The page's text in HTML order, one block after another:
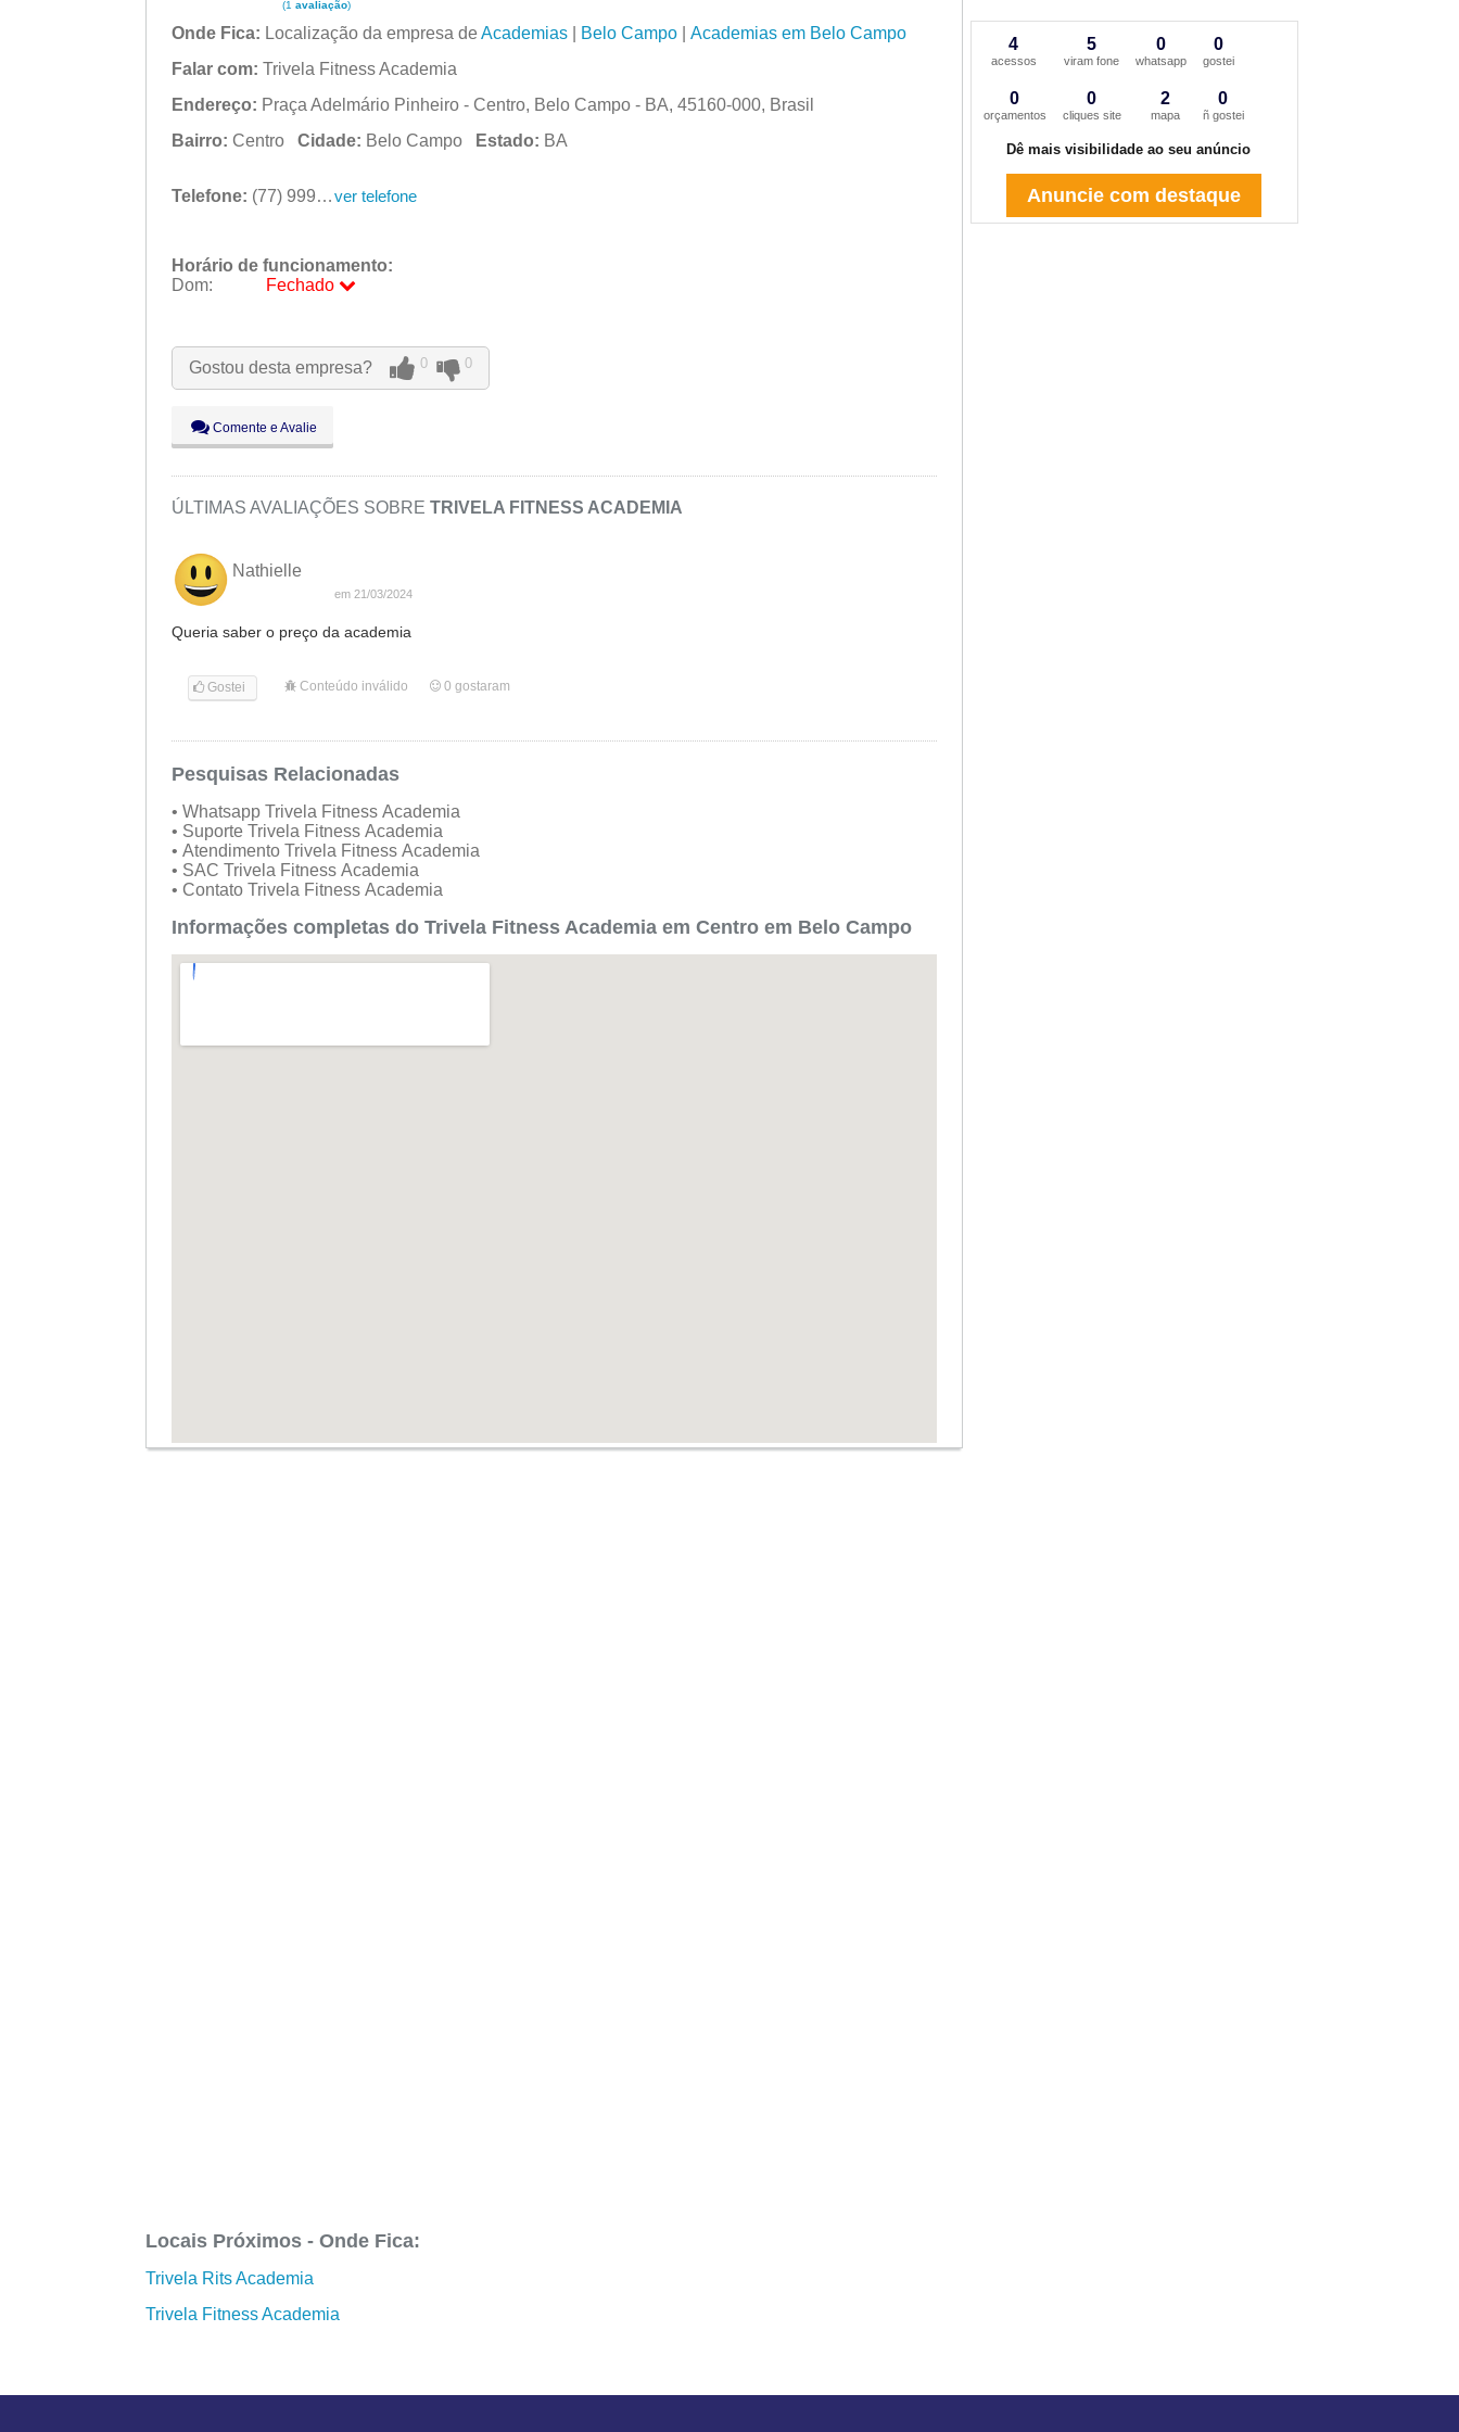
(1 avaliação)
Onde Fica: Localização da empresa deAcademias| Belo Campo| Academias em Belo Campo
Falar com: Trivela Fitness Academia
Endereço: Praça Adelmário Pinheiro - Centro, Belo Campo - BA, 45160-000, Brasil
Bairro: Centro Cidade: Belo Campo Estado: BA
Telefone: (77) 99993-2991 ver telefone
Horário de funcionamento:
Dom:
Fechado
Qua:
09:00 - 18:00
Qui:
09:00 - 18:00
Sáb:
Dom:
Fechado
Gostou desta empresa? 0 0
Comente e Avalie
ÚLTIMAS AVALIAÇÕES SOBRE TRIVELA FITNESS ACADEMIA
Nathielle
em 21/03/2024
Queria saber o preço da academia
Gostei Conteúdo inválido 0 gostaram
Pesquisas Relacionadas
• Whatsapp Trivela Fitness Academia
• Suporte Trivela Fitness Academia
• Atendimento Trivela Fitness Academia
• SAC Trivela Fitness Academia
• Contato Trivela Fitness Academia
Informações completas do Trivela Fitness Academia em Centro em Belo Campo
Locais Próximos - Onde Fica:
Trivela Rits Academia
Trivela Fitness Academia
4
acessos
5
viram fone
0
whatsapp
0
gostei
0
orçamentos
0
cliques site
2
mapa
0
ñ gostei
Dê mais visibilidade ao seu anúncio
Anuncie com destaque